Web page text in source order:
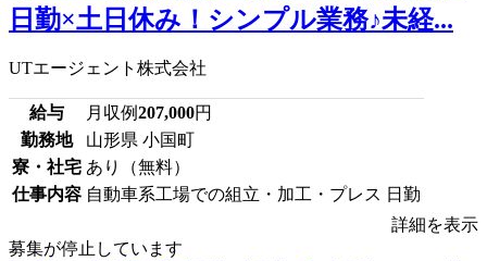
日勤×土日休み！シンプル業務♪未経...
UTエージェント株式会社
給与 月収例207,000円
勤務地
山形県 小国町
寮・社宅 あり（無料）
仕事内容 自動車系工場での組立・加工・プレス 日勤
詳細を表示
募集が停止しています